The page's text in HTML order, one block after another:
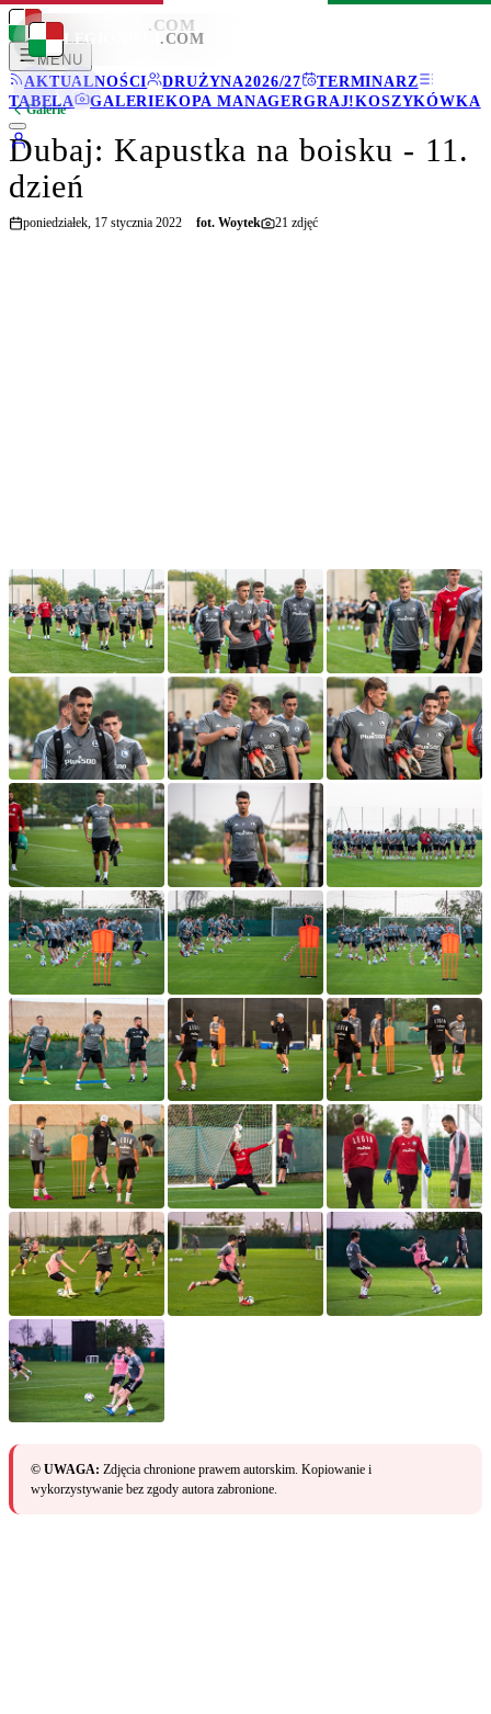
LEGIONISCI .COM
MENU
AKTUALNOŚCI
DRUŻYNA2026/27
TERMINARZ
TABELA
GALERIEKOPA MANAGERGRAJ!KOSZYKÓWKA
LEGIONISCI .COM
Galerie
Dubaj: Kapustka na boisku - 11.
dzień
poniedziałek, 17 stycznia 2022 fot. Woytek 21 zdjęć
© UWAGA: Zdjęcia chronione prawem autorskim. Kopiowanie i
wykorzystywanie bez zgody autora zabronione.